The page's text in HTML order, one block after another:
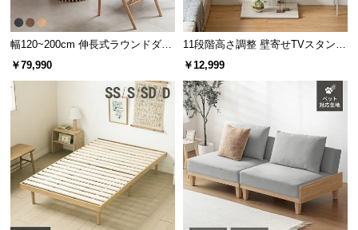
幅120~200cm 伸長式ラウンドダイ
ニングテーブル 6人掛け 天然木突
￥79,990
11段階高さ調整 壁寄せTVスタンド
キャスター付き 上下左右角度調節
￥12,999